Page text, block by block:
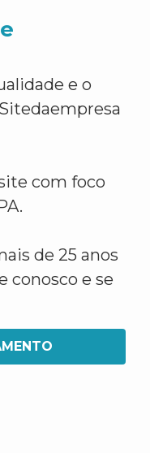
e o
com foco
de 25 anos
conosco e se